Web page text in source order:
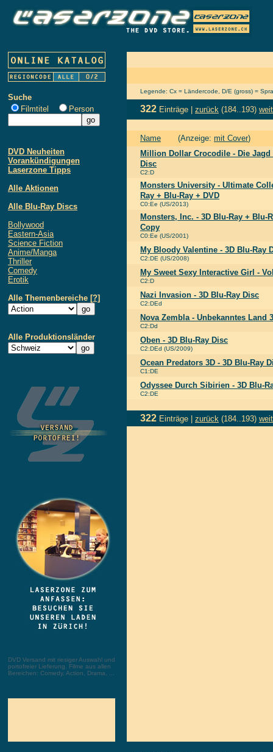
Suche
Filmtitel
Person
DVD Neuheiten
Vorankündigungen
Laserzone Tipps
Alle Aktionen
Alle Blu-Ray Discs
Bollywood
Eastern-Asia
Science Fiction
Anime/Manga
Thriller
Comedy
Erotik
Alle Themenbereiche [?]
Alle Produktionsländer
DVD Versand mit riesiger Auswahl und
portofreier Lieferung. Filme aus allen
Bereichen: Comedy, Action, Drama, ...
Legende: Cx = Ländercode, D/E (gross) =
322 Einträge | zurück (184..193)
Name (Anzeige: mit Cover)
Million Dollar Crocodile - Die Jagd
Disc
C2:D
Monsters University - Ultimate
Ray + Blu-Ray + DVD
C0:Ee (US/2013)
Monsters, Inc. - 3D Blu-Ray + Blu-
Copy
C0:Ee (US/2001)
My Bloody Valentine - 3D Blu-Ray
C2:DE (US/2008)
My Sweet Sexy Interactive Girl -
C2:D
Nazi Invasion - 3D Blu-Ray Disc
C2:DEd
Nova Zembla - Unbekanntes Land
C2:Dd
Oben - 3D Blu-Ray Disc
C2:DEd (US/2009)
Ocean Predators 3D - 3D Blu-Ray
C1:DE
Odyssee Durch Sibirien - 3D Blu-
C2:DE
322 Einträge | zurück (184..193)